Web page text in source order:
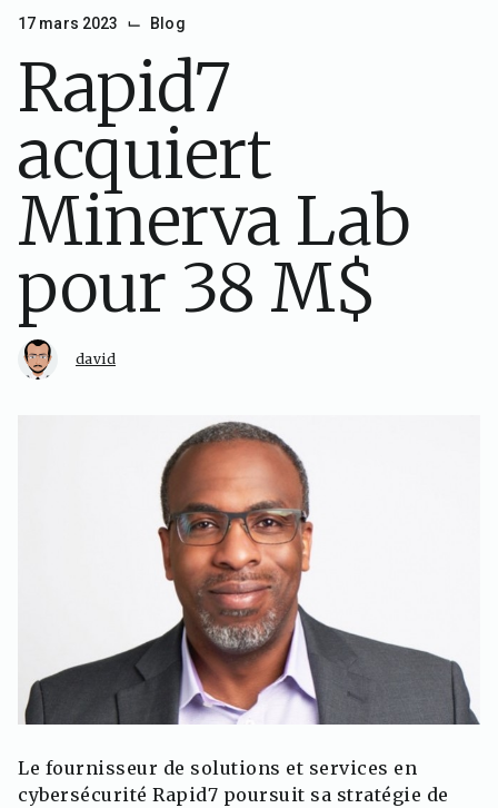
17 mars 2023 ⌙ Blog
Rapid7
acquiert
Minerva Lab
pour 38 M$
david
Le fournisseur de solutions et services en
cybersécurité Rapid7 poursuit sa stratégie de